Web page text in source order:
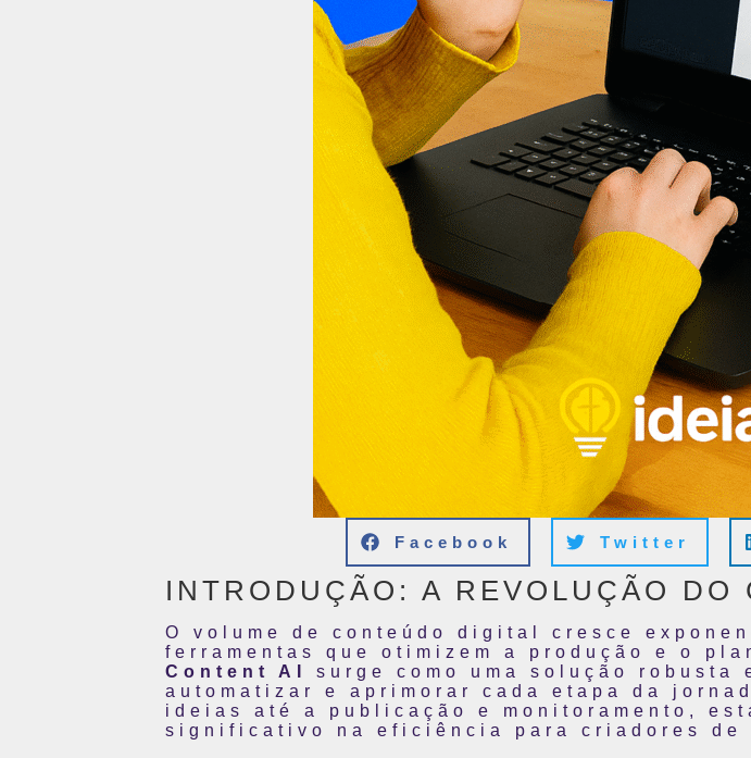
Facebook Twitter
INTRODUÇÃO: A REVOLUÇÃO DO
O volume de conteúdo digital cresce
ferramentas que otimizem a produção e o
Content AI
surge como uma solução
automatizar e aprimorar cada etapa da
ideias até a publicação e monitoramento,
significativo na eficiência para criadores de